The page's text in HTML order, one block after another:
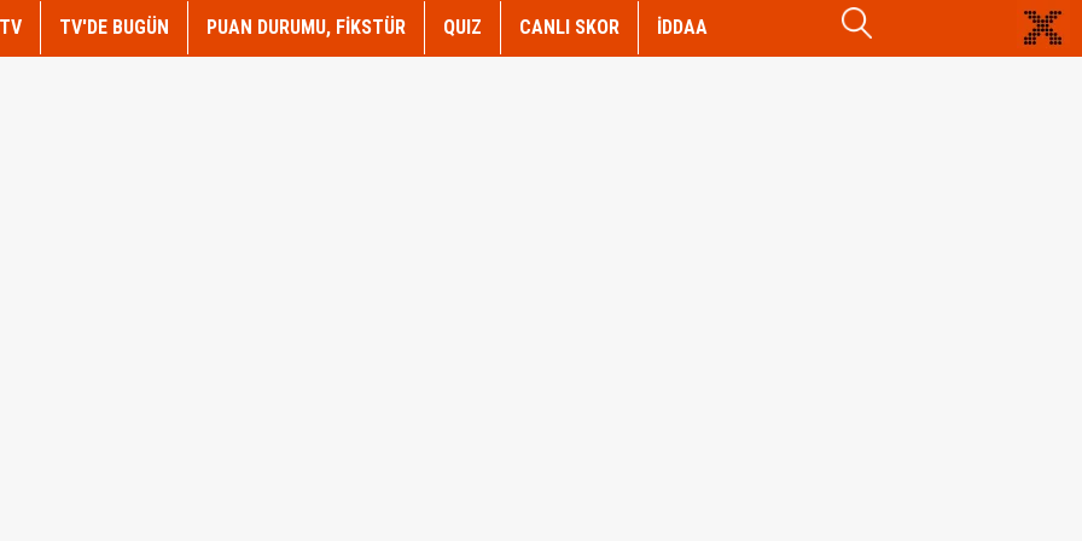
TV'DE BUGÜN PUAN DURUMU, FİKSTÜR QUIZ CANLI SKOR İDDAA